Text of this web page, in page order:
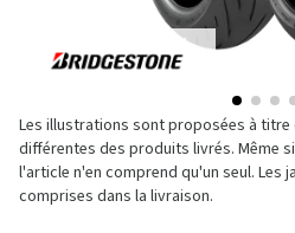
Les illustrations sont proposées à titre
différentes des produits livrés. Même
l'article n'en comprend qu'un seul. Les
comprises dans la livraison.